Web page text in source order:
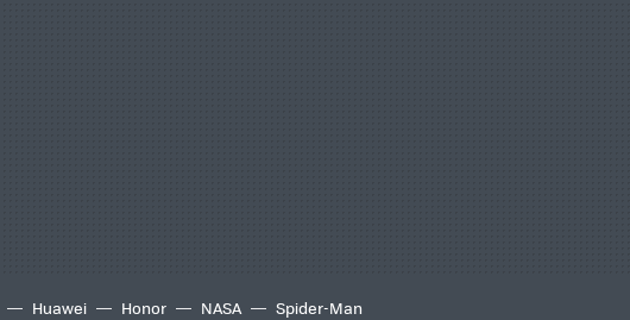
Huawei Honor NASA Spider-Man